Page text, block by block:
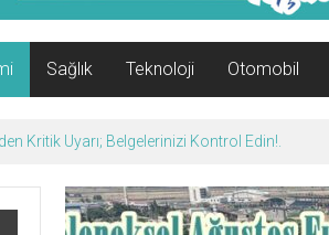
Sağlık Teknoloji Otomobil
Yüzünü Güldürdü.